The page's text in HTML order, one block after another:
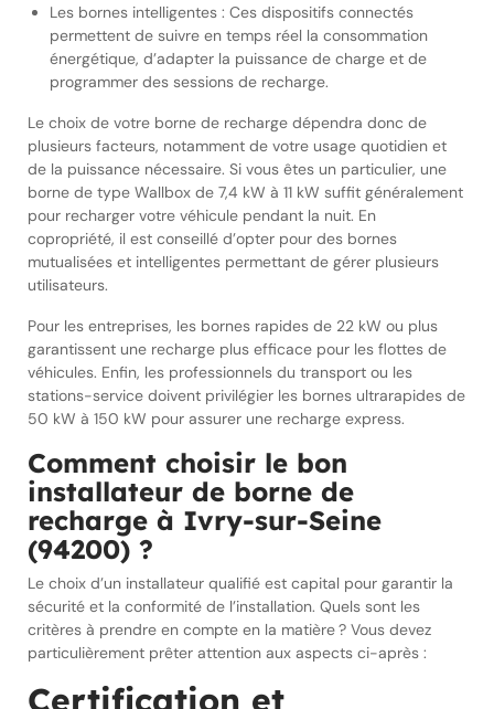
Les bornes intelligentes : Ces dispositifs connectés
permettent de suivre en temps réel la consommation
énergétique, d’adapter la puissance de charge et de
programmer des sessions de recharge.
Le choix de votre borne de recharge dépendra donc de
plusieurs facteurs, notamment de votre usage quotidien et
de la puissance nécessaire. Si vous êtes un particulier, une
borne de type Wallbox de 7,4 kW à 11 kW suffit généralement
pour recharger votre véhicule pendant la nuit. En
copropriété, il est conseillé d’opter pour des bornes
mutualisées et intelligentes permettant de gérer plusieurs
utilisateurs.
Pour les entreprises, les bornes rapides de 22 kW ou plus
garantissent une recharge plus efficace pour les flottes de
véhicules. Enfin, les professionnels du transport ou les
stations-service doivent privilégier les bornes ultrarapides de
50 kW à 150 kW pour assurer une recharge express.
Comment choisir le bon
installateur de borne de
recharge à Ivry-sur-Seine
(94200) ?
Le choix d’un installateur qualifié est capital pour garantir la
sécurité et la conformité de l’installation. Quels sont les
critères à prendre en compte en la matière ? Vous devez
particulièrement prêter attention aux aspects ci-après :
Certification et